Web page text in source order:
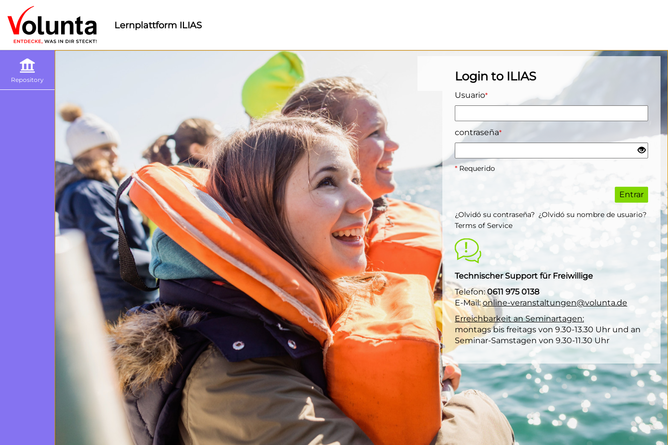
Lernplattform ILIAS
Repository Login to ILIAS
Usuario*
contraseña*
* Requerido
Entrar
¿Olvidó su contraseña? ¿Olvidó su nombre de usuario?
Terms of Service
Technischer Support für Freiwillige
Telefon:0611 975 0138
E-Mail:online-veranstaltungen@volunta.de
Erreichbarkeit an Seminartagen:
montags bis freitags von 9.30-13.30 Uhr und an
Seminar-Samstagen von 9.30-11.30 Uhr